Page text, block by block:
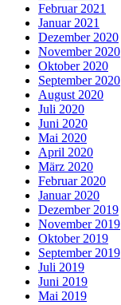
Februar 2021
Januar 2021
Dezember 2020
November 2020
Oktober 2020
September 2020
August 2020
Juli 2020
Juni 2020
Mai 2020
April 2020
März 2020
Februar 2020
Januar 2020
Dezember 2019
November 2019
Oktober 2019
September 2019
Juli 2019
Juni 2019
Mai 2019